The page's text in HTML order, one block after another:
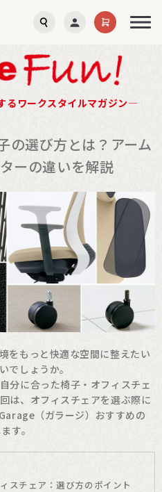
るワークスタイルマガジン―
の選び方とは？アーム
ーの違いを解説
をもっと快適な空間に整えたい
でしょうか。
分に合った椅子・オフィスチェ
は、オフィスチェアを選ぶ際に
（ガラージ）おすすめの
す。
スチェア：選び方のポイント